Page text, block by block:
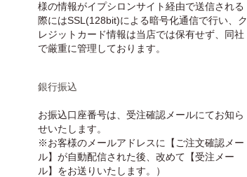
様の情報がイプシロンサイト経由で送信される
際にはSSL(128bit)による暗号化通信で行い、ク
レジットカード情報は当店では保有せず、同社
で厳重に管理しております。
銀行振込
お振込口座番号は、受注確認メールにてお知ら
せいたします。
※お客様のメールアドレスに【ご注文確認メー
ル】が自動配信された後、改めて【受注メー
ル】をお送りいたします。）